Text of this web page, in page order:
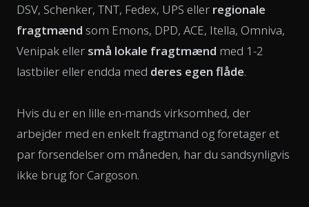
DSV, Schenker, TNT, Fedex, UPS eller regionale
fragtmænd som Emons, DPD, ACE, Itella, Omniva,
Venipak eller små lokale fragtmænd med 1-2
lastbiler eller endda med deres egen flåde.
Hvis du er en lille en-mands virksomhed, der
arbejder med en enkelt fragtmand og foretager et
par forsendelser om måneden, har du sandsynligvis
ikke brug for Cargoson.